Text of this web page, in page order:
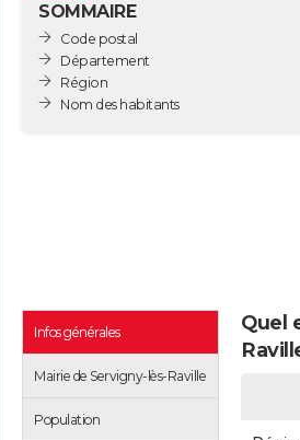
SOMMAIRE
Code postal
Département
Région
Nom des habitants
Infos générales
Mairie de Servigny-lès-Raville
Population
Quel